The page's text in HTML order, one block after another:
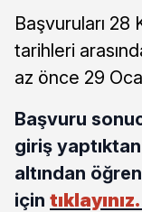
Başvuruları 28
tarihleri
az önce 29
Başvuru
giriş
altından
için